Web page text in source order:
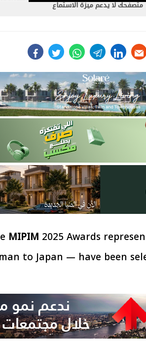
متصفحك لا يدعم ميزة الاستماع
facebooktwitterwhatstelegramlinkedin
MIPIM 2025 Awards
to Japan — have been